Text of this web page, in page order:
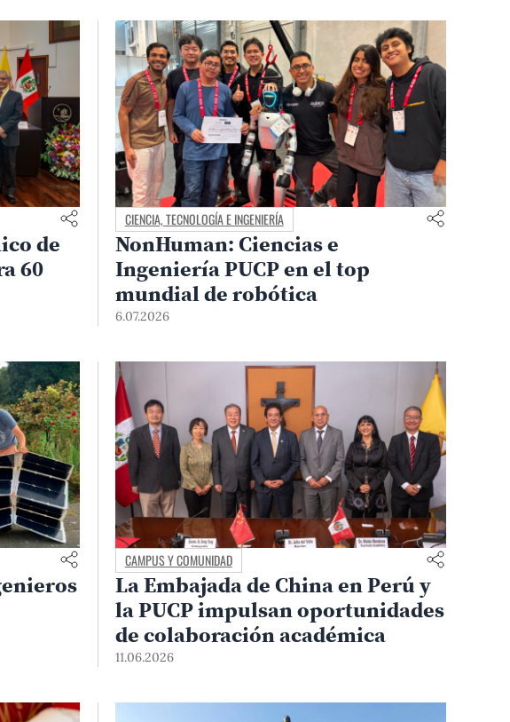
de
60
CIENCIA, TECNOLOGÍA E INGENIERÍA
NonHuman: Ciencias e
Ingeniería PUCP en el top
mundial de robótica
6.07.2026
CAMPUS Y COMUNIDAD
La Embajada de China en Perú y
la PUCP impulsan oportunidades
de colaboración académica
11.06.2026